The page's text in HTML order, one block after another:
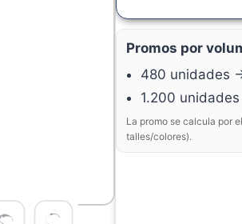
Promos por
480 unidades
1.200
La promo se calcula por
talles/colores).